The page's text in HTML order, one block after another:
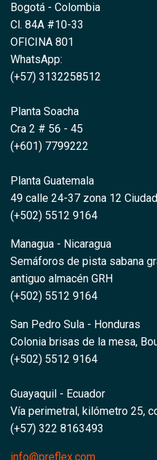
Bogotá - Colombia
Cl. 84A #10-33
OFICINA 801
WhatsApp:
(+57) 3132258512
Planta Soacha
Cra 2 # 56 - 45
(+601) 7799222
Planta Guatemala
49 calle 24-37 zona 12
(+502) 5512 9164
Managua - Nicaragua
Semáforos de pista sabana
antiguo almacén GRH
(+502) 5512 9164
San Pedro Sula - Honduras
Colonia brisas de la mesa,
(+502) 5512 9164
Guayaquil - Ecuador
Vía perimetral, kilómetro 25,
(+57) 322 8163493
info@preflex.com